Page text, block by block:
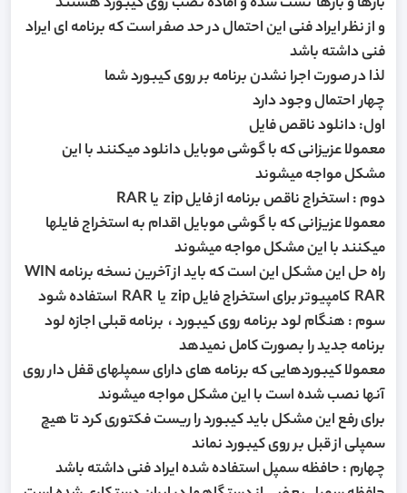
و از نظر ایراد فنی این احتمال در حد صفر است که برنامه ای ایراد
فنی داشته باشد
لذا در صورت اجرا نشدن برنامه بر روی کیبورد شما
چهار احتمال وجود دارد
اول: دانلود ناقص فایل
معمولا عزیزانی که با گوشی موبایل دانلود میکنند با این
مشکل مواجه میشوند
دوم : استخراج ناقص برنامه از فایل zip یا RAR
معمولا عزیزانی که با گوشی موبایل اقدام به استخراج فایلها
میکنند با این مشکل مواجه میشوند
راه حل این مشکل این است که باید از آخرین نسخه برنامه WIN
RAR کامپیوتر برای استخراج فایل zip یا RAR استفاده شود
سوم : هنگام لود برنامه روی کیبورد ، برنامه قبلی اجازه لود
برنامه جدید را بصورت کامل نمیدهد
معمولا کیبوردهایی که برنامه های دارای سمپلهای قفل دار روی
آنها نصب شده است با این مشکل مواجه میشوند
برای رفع این مشکل باید کیبورد را ریست فکتوری کرد تا هیچ
سمپلی از قبل بر روی کیبورد نماند
چهارم : حافظه سمپل استفاده شده ایراد فنی داشته باشد